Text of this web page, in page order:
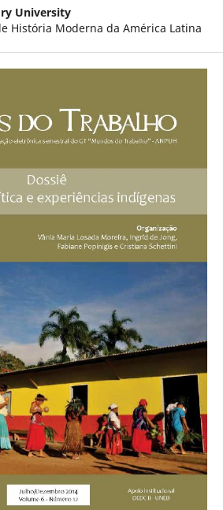
University
História Moderna da América Latina